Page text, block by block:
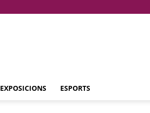
EXPOSICIONS ESPORTS